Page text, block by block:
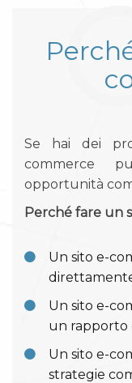
Se hai dei
commerce
opportunità
Perché fare un
Un sito e-
Un sito e-
un rapporto
Un sito e-
strategie